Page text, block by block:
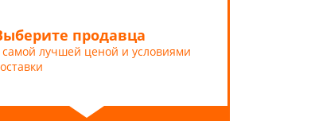
продавца
самой лучшей ценой и условиями